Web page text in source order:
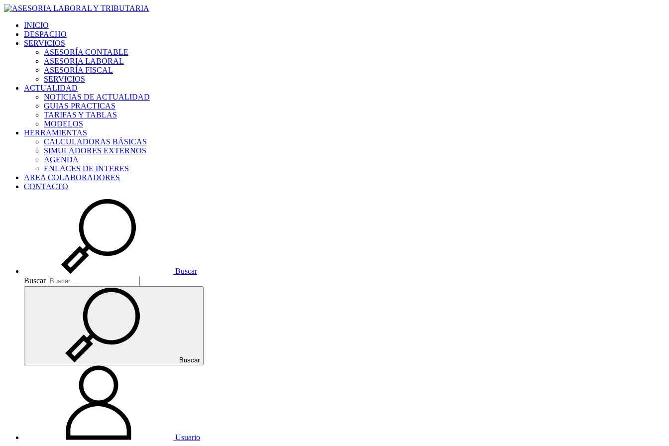
INICIO
DESPACHO
SERVICIOS
ASESORÍA CONTABLE
ASESORIA LABORAL
ASESORÍA FISCAL
SERVICIOS
ACTUALIDAD
NOTICIAS DE ACTUALIDAD
GUIAS PRACTICAS
TARIFAS Y TABLAS
MODELOS
HERRAMIENTAS
CALCULADORAS BÁSICAS
SIMULADORES EXTERNOS
AGENDA
ENLACES DE INTERES
AREA COLABORADORES
CONTACTO
Buscar
Buscar
Buscar
Usuario